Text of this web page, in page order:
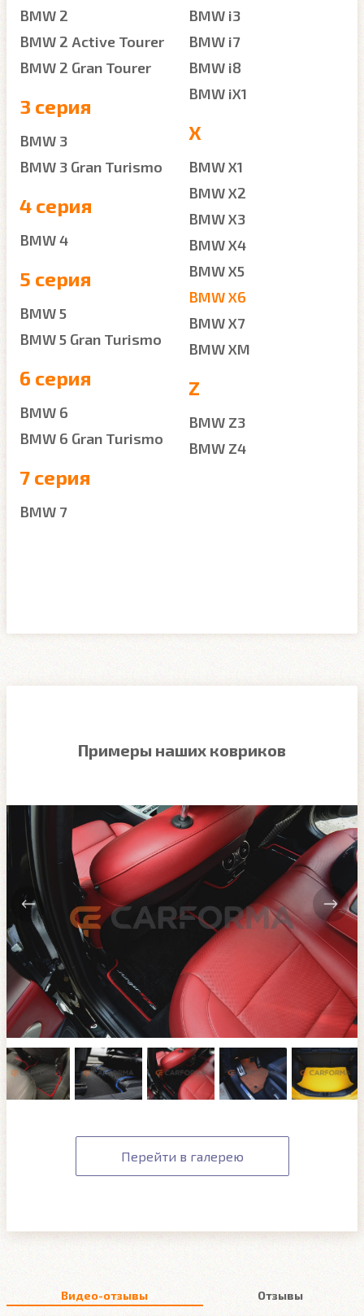
BMW 2
BMW 2 Active Tourer
BMW 2 Gran Tourer
3 серия
BMW 3
BMW 3 Gran Turismo
4 серия
BMW 4
5 серия
BMW 5
BMW 5 Gran Turismo
6 серия
BMW 6
BMW 6 Gran Turismo
7 серия
BMW 7
BMW i3
BMW i7
BMW i8
BMW iX1
X
BMW X1
BMW X2
BMW X3
BMW X4
BMW X5
BMW X6
BMW X7
BMW XM
Z
BMW Z3
BMW Z4
Примеры наших ковриков
Перейти в галерею
Видео-отзывы Отзывы